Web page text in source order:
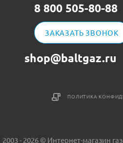
8 800 505-80-88
ЗАКАЗАТЬ ЗВОНОК
shop@baltgaz.ru
ПОЛИТИКА
2003 - 2026 © Интернет-магазин